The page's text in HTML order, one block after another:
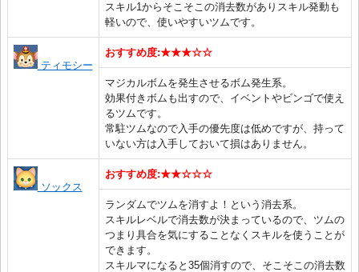
スキル1からそこそこの消去数がありスキル発動も
軽いので、使いやすいツムです。
ティモシー
おすすめ度:★★★☆☆
マジカルボムを発生させるボム発生系。
効果付きボムも出すので、イベントやビンゴで使え
るツムです。
常駐ツムなので入手の優先度は低めですが、持って
いない方は入手しておいて損はありません。
ソックス
おすすめ度:★★☆☆☆
ランダムでツムを消すよ！という消去系。
スキルレベルで消去数が決まっているので、ツムの
つまり具合を気にすることなくスキルを使うことが
できます。
スキルマになると35個消すので、そこそこの消去数